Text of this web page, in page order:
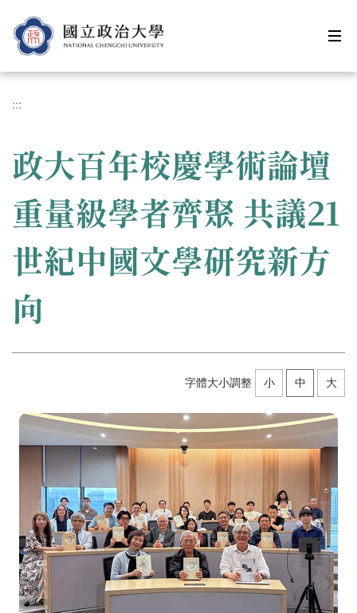
到
主
內
區
:::
政大百年校慶學術論壇
重量級學者齊聚 共議21
世紀中國文學研究新方
向
字體大小調整 小 中 大